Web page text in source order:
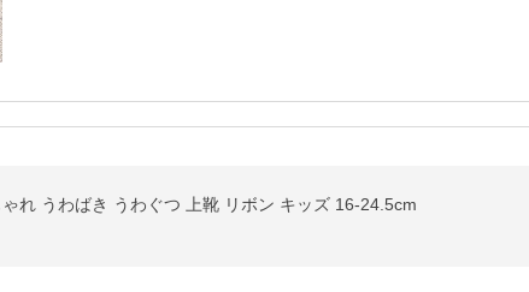
ゃれ うわばき うわぐつ 上靴 リボン キッズ 16-24.5cm